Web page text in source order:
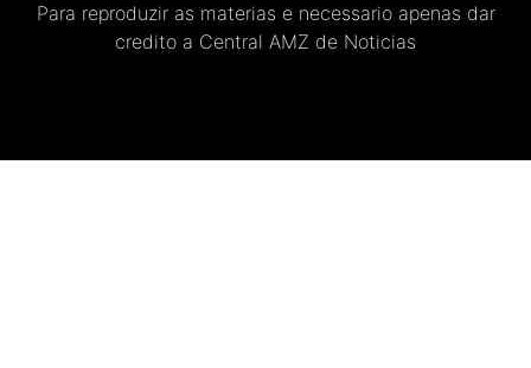
Para reproduzir as materias e necessario apenas dar
credito a Central AMZ de Noticias